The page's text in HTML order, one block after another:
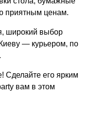
приятным ценам.
широкий выбор
— курьером, по
Сделайте его ярким
вам в этом